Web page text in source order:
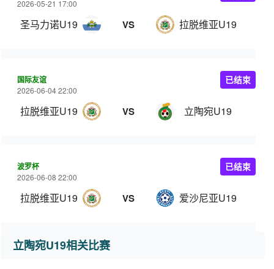
2026-05-21 17:00
圣马力诺U19 VS 拉脱维亚U19
国际友谊
2026-06-04 22:00
拉脱维亚U19 VS 立陶宛U19
已结束
波罗杯
2026-06-08 22:00
拉脱维亚U19 VS 爱沙尼亚U19
已结束
立陶宛U19相关比赛